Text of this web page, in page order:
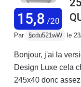
15,8 /20
Par §cdu521wW le
Bonjour, j'ai la
Design Luxe cela
245x40 donc